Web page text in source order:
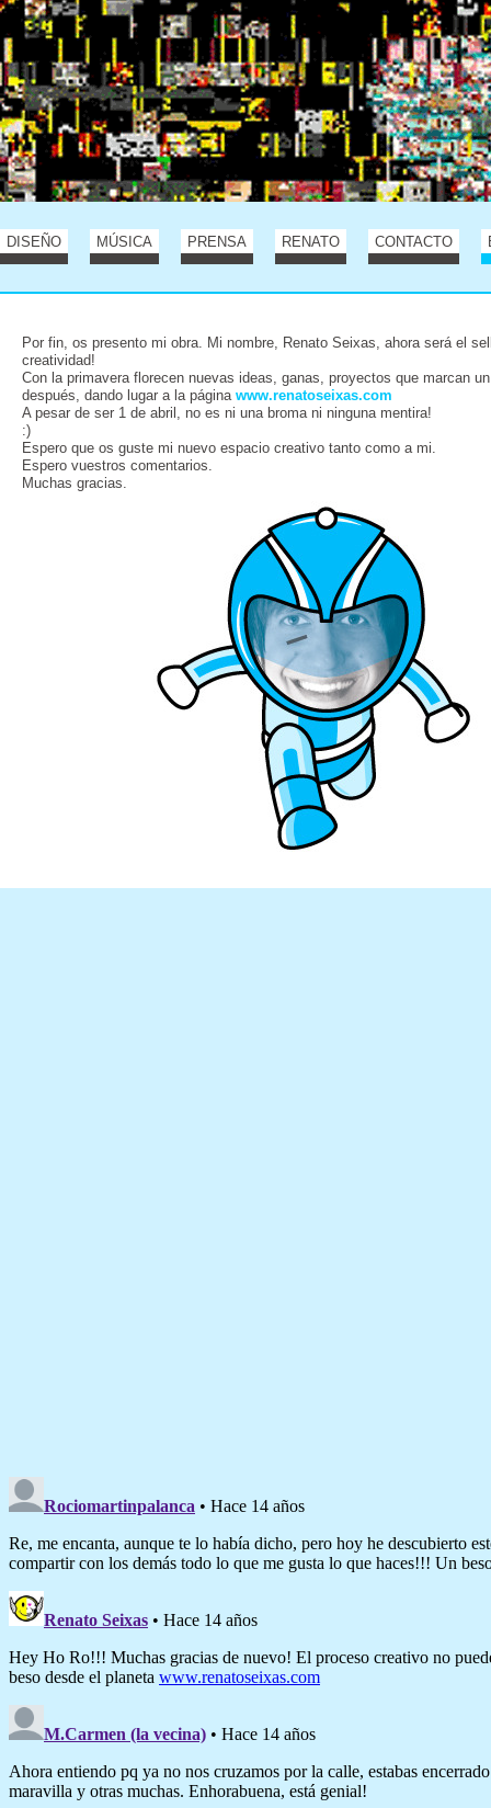
DISEÑO MÚSICA PRENSA RENATO CONTACTO
Por fin, os presento mi obra. Mi nombre, Renato Seixas, ahora será el
creatividad!
Con la primavera florecen nuevas ideas, ganas, proyectos que marcan
después, dando lugar a la página www.renatoseixas.com
A pesar de ser 1 de abril, no es ni una broma ni ninguna mentira!
:)
Espero que os guste mi nuevo espacio creativo tanto como a mi.
Espero vuestros comentarios.
Muchas gracias.